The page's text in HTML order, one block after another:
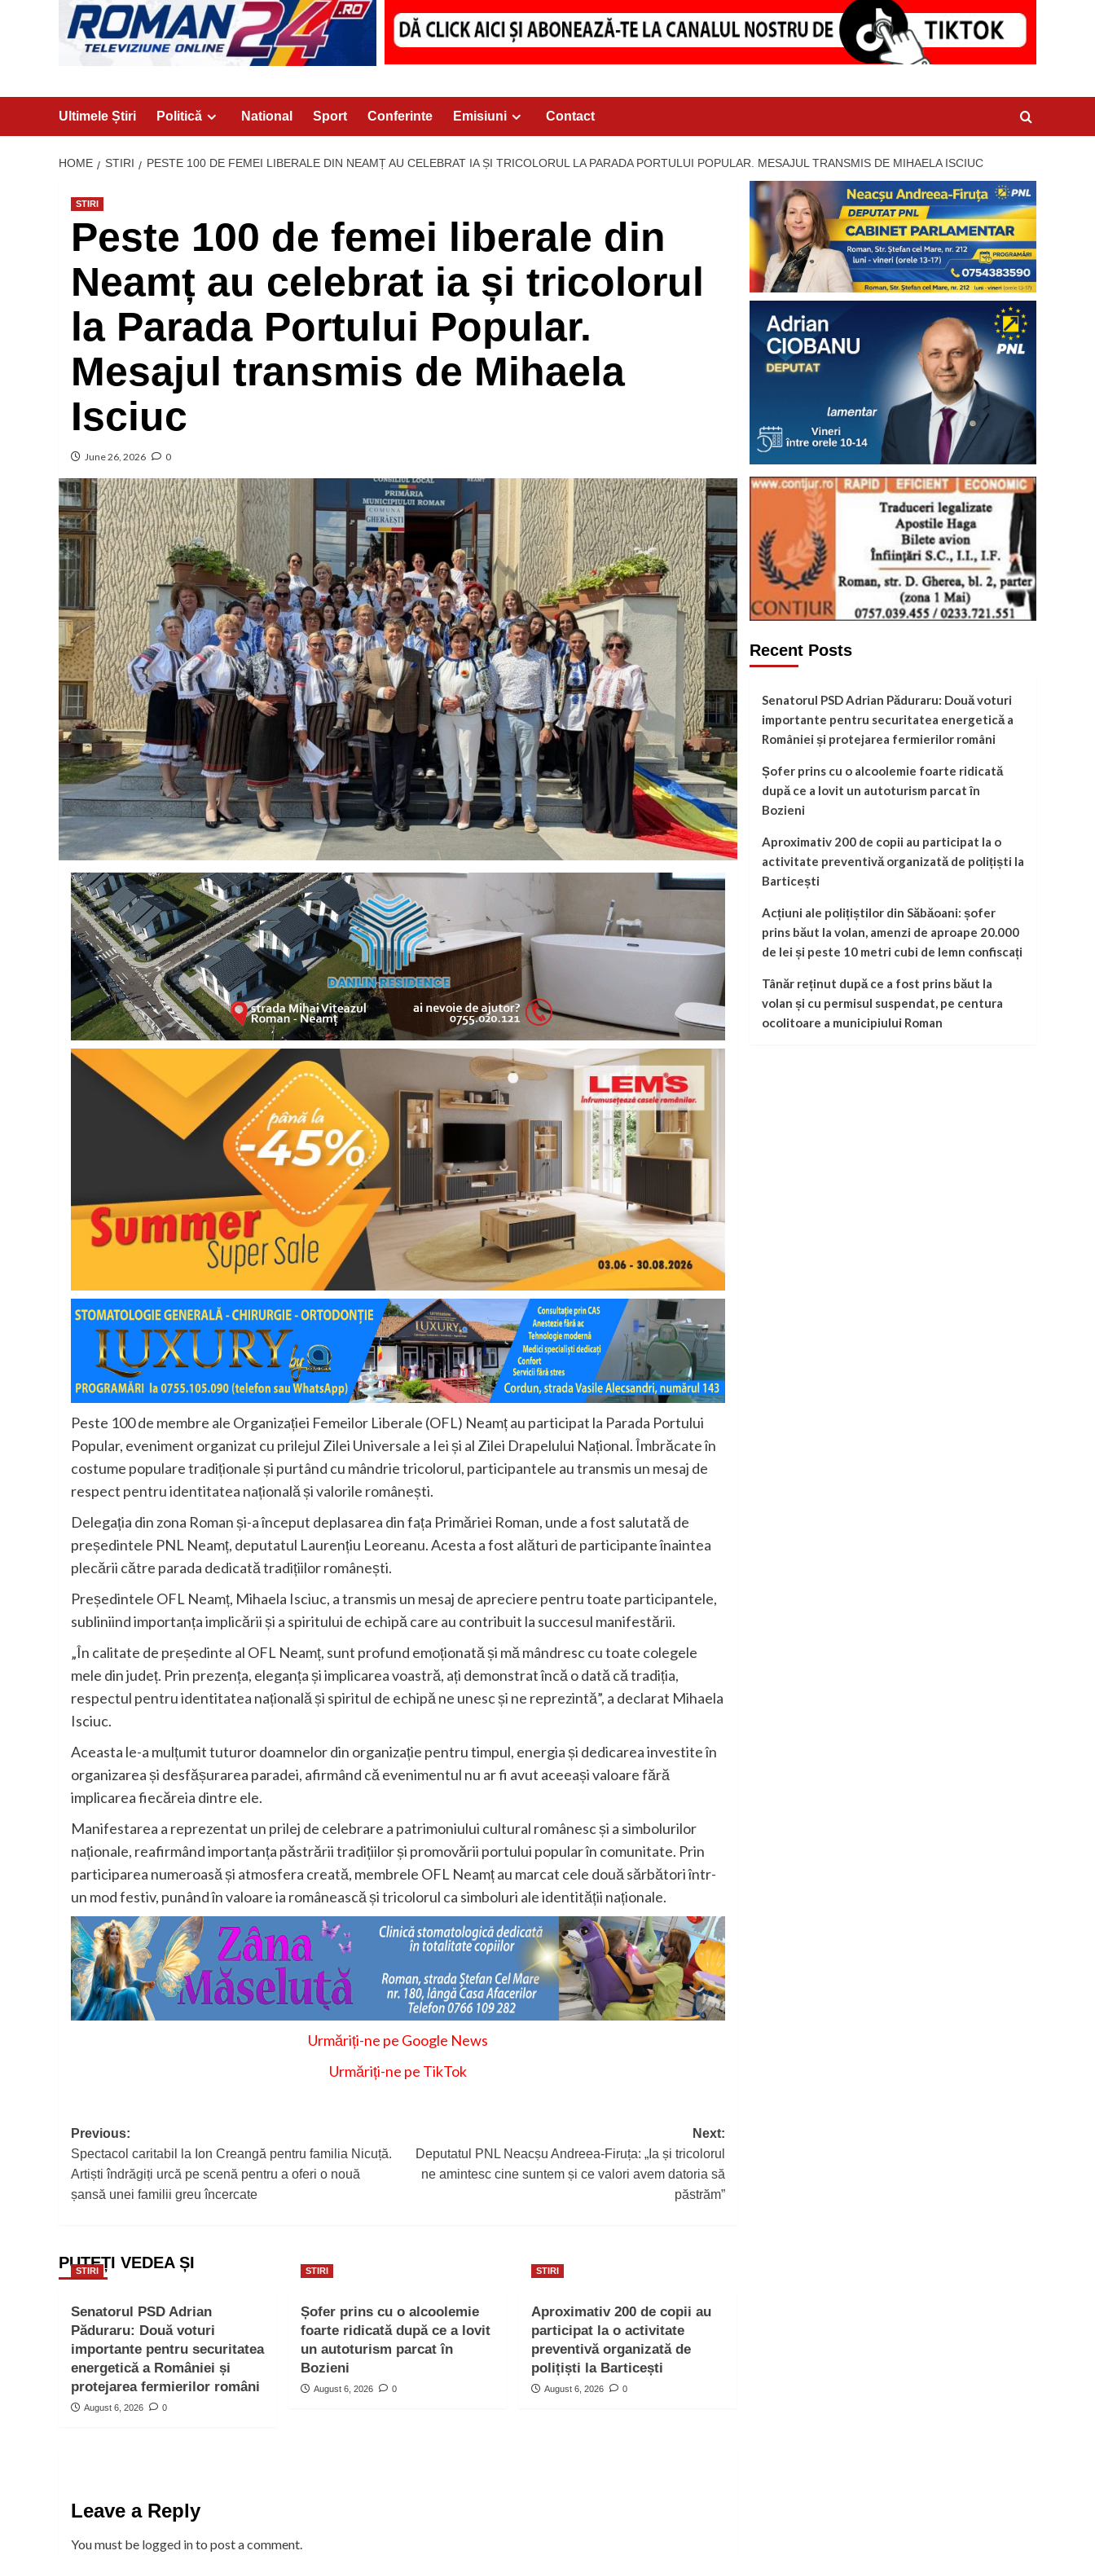
Ultimele Știri Politică National Sport Conferinte Emisiuni Contact
HOME STIRI PESTE 100 DE FEMEI LIBERALE DIN NEAMȚ AU CELEBRAT IA ȘI TRICOLORUL LA PARADA PORTULUI POPULAR. MESAJUL TRANSMIS DE MIHAELA ISCIUC
STIRI
Peste 100 de femei liberale din
Neamț au celebrat ia și tricolorul
la Parada Portului Popular.
Mesajul transmis de Mihaela
Isciuc
June 26, 2026 0
Peste 100 de membre ale Organizației Femeilor Liberale (OFL) Neamț au participat la Parada Portului
Popular, eveniment organizat cu prilejul Zilei Universale a Iei și al Zilei Drapelului Național. Îmbrăcate în
costume populare tradiționale și purtând cu mândrie tricolorul, participantele au transmis un mesaj de
respect pentru identitatea națională și valorile românești.
Delegația din zona Roman și-a început deplasarea din fața Primăriei Roman, unde a fost salutată de
președintele PNL Neamț, deputatul Laurențiu Leoreanu. Acesta a fost alături de participante înaintea
plecării către parada dedicată tradițiilor românești.
Președintele OFL Neamț, Mihaela Isciuc, a transmis un mesaj de apreciere pentru toate participantele,
subliniind importanța implicării și a spiritului de echipă care au contribuit la succesul manifestării.
„În calitate de președinte al OFL Neamț, sunt profund emoționată și mă mândresc cu toate colegele
mele din județ. Prin prezența, eleganța și implicarea voastră, ați demonstrat încă o dată că tradiția,
respectul pentru identitatea națională și spiritul de echipă ne unesc și ne reprezintă”, a declarat Mihaela
Isciuc.
Aceasta le-a mulțumit tuturor doamnelor din organizație pentru timpul, energia și dedicarea investite în
organizarea și desfășurarea paradei, afirmând că evenimentul nu ar fi avut aceeași valoare fără
implicarea fiecăreia dintre ele.
Manifestarea a reprezentat un prilej de celebrare a patrimoniului cultural românesc și a simbolurilor
naționale, reafirmând importanța păstrării tradițiilor și promovării portului popular în comunitate. Prin
participarea numeroasă și atmosfera creată, membrele OFL Neamț au marcat cele două sărbători într-
un mod festiv, punând în valoare ia românească și tricolorul ca simboluri ale identității naționale.
Urmăriți-ne pe Google News
Urmăriți-ne pe TikTok
Post
navigation
Previous:
Spectacol caritabil la Ion Creangă pentru familia Nicuță.
Artiști îndrăgiți urcă pe scenă pentru a oferi o nouă
șansă unei familii greu încercate
Next:
Deputatul PNL Neacșu Andreea-Firuța: „Ia și tricolorul
ne amintesc cine suntem și ce valori avem datoria să
păstrăm”
PUTEȚI VEDEA ȘI
STIRI
Senatorul PSD Adrian
Păduraru: Două voturi
importante pentru securitatea
energetică a României și
protejarea fermierilor români
August 6, 2026 0
STIRI
Șofer prins cu o alcoolemie
foarte ridicată după ce a lovit
un autoturism parcat în
Bozieni
August 6, 2026 0
STIRI
Aproximativ 200 de copii au
participat la o activitate
preventivă organizată de
polițiști la Barticești
August 6, 2026 0
Leave a Reply
You must be logged into post a comment.
Recent Posts
Senatorul PSD Adrian Păduraru: Două voturi
importante pentru securitatea energetică a
României și protejarea fermierilor români
Șofer prins cu o alcoolemie foarte ridicată
după ce a lovit un autoturism parcat în
Bozieni
Aproximativ 200 de copii au participat la o
activitate preventivă organizată de polițiști la
Barticești
Acțiuni ale polițiștilor din Săbăoani: șofer
prins băut la volan, amenzi de aproape 20.000
de lei și peste 10 metri cubi de lemn confiscați
Tânăr reținut după ce a fost prins băut la
volan și cu permisul suspendat, pe centura
ocolitoare a municipiului Roman